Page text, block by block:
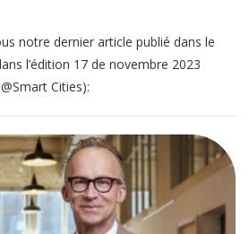
notre dernier article publié dans le
l’édition 17 de novembre 2023
Cities):